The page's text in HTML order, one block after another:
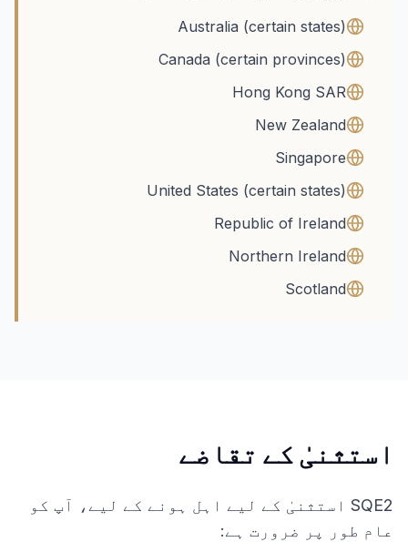
Australia (certain states)
Canada (certain provinces)
Hong Kong SAR
New Zealand
Singapore
United States (certain states)
Republic of Ireland
Northern Ireland
Scotland
استثنیٰ کے تقاضے
SQE2 استثنیٰ کے لیے اہل ہونے کے لیے، آپ کو
عام طور پر ضرورت ہے: